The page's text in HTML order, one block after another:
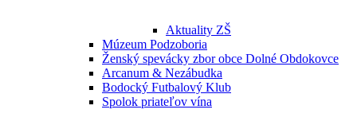
Aktuality ZŠ
Múzeum Podzoboria
Ženský spevácky zbor obce Dolné Obdokovce
Arcanum & Nezábudka
Bodocký Futbalový Klub
Spolok priateľov vína